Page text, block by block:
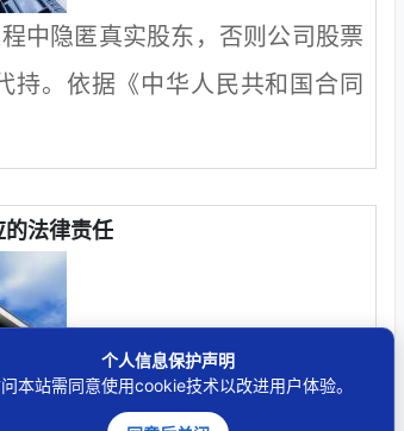
中隐匿真实股东，否则公司股票
持。依据《中华人民共和国合同
法律责任
个人信息保护声明
本站需同意使用cookie技术以改进用户体验。